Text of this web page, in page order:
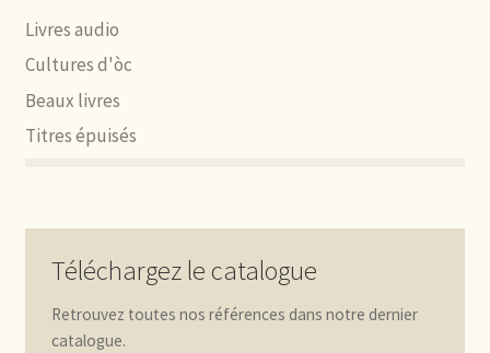
Livres audio
Cultures d'òc
Beaux livres
Titres épuisés
Téléchargez le catalogue
Retrouvez toutes nos références dans notre dernier
catalogue.